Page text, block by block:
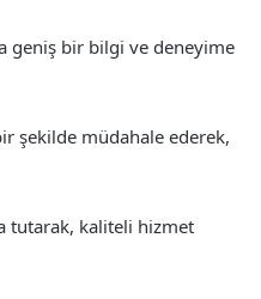
geniş bir bilgi ve deneyime
şekilde müdahale ederek,
tutarak, kaliteli hizmet